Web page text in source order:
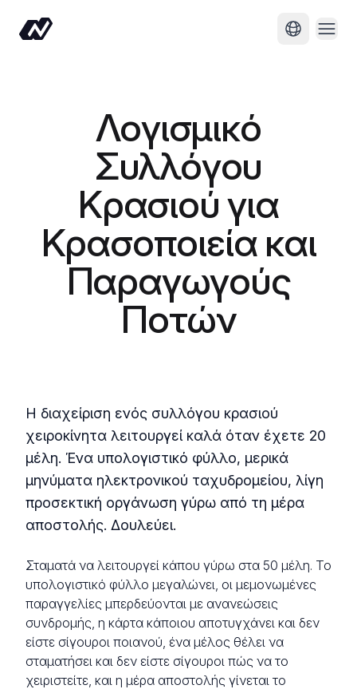
Αλλαγή
Λογισμικό
Συλλόγου
Κρασιού για
Κρασοποιεία και
Παραγωγούς
Ποτών
Η διαχείριση ενός συλλόγου κρασιού
χειροκίνητα λειτουργεί καλά όταν έχετε 20
μέλη. Ένα υπολογιστικό φύλλο, μερικά
μηνύματα ηλεκτρονικού ταχυδρομείου, λίγη
προσεκτική οργάνωση γύρω από τη μέρα
αποστολής. Δουλεύει.
Σταματά να λειτουργεί κάπου γύρω στα 50 μέλη. Το
υπολογιστικό φύλλο μεγαλώνει, οι μεμονωμένες
παραγγελίες μπερδεύονται με ανανεώσεις
συνδρομής, η κάρτα κάποιου αποτυγχάνει και δεν
είστε σίγουροι ποιανού, ένα μέλος θέλει να
σταματήσει και δεν είστε σίγουροι πώς να το
χειριστείτε, και η μέρα αποστολής γίνεται το